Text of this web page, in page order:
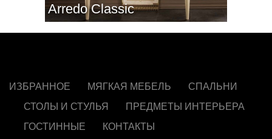
Arredo Classic
ИЗБРАННОЕ МЯГКАЯ МЕБЕЛЬ
СПАЛЬНИ
СТОЛЫ И СТУЛЬЯ
ПРЕДМЕТЫ ИНТЕРЬЕРА
ГОСТИННЫЕ
КОНТАКТЫ